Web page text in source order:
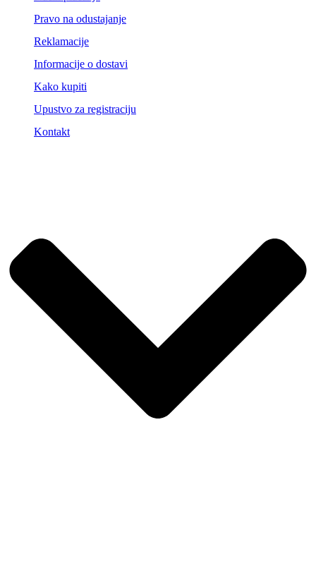
Pravo na odustajanje
Reklamacije
Informacije o dostavi
Kako kupiti
Upustvo za registraciju
Kontakt